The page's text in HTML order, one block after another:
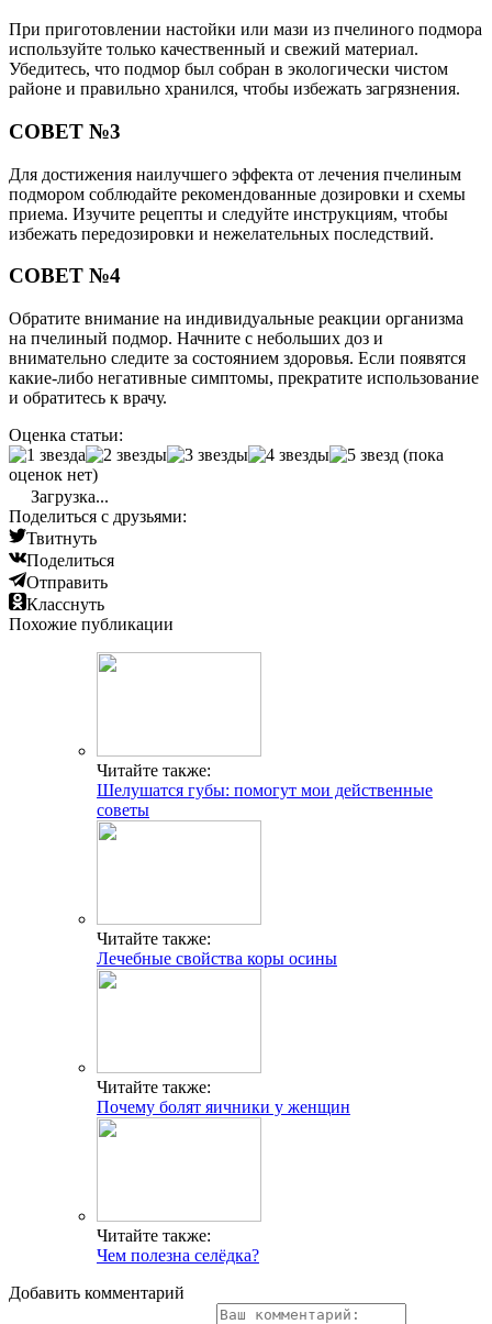
При приготовлении настойки или мази из пчелиного подмора
используйте только качественный и свежий материал.
Убедитесь, что подмор был собран в экологически чистом
районе и правильно хранился, чтобы избежать загрязнения.
СОВЕТ №3
Для достижения наилучшего эффекта от лечения пчелиным
подмором соблюдайте рекомендованные дозировки и схемы
приема. Изучите рецепты и следуйте инструкциям, чтобы
избежать передозировки и нежелательных последствий.
СОВЕТ №4
Обратите внимание на индивидуальные реакции организма
на пчелиный подмор. Начните с небольших доз и
внимательно следите за состоянием здоровья. Если появятся
какие-либо негативные симптомы, прекратите использование
и обратитесь к врачу.
Оценка статьи:
(пока
оценок нет)
Загрузка...
Поделиться с друзьями:
Твитнуть
Поделиться
Отправить
Класснуть
Похожие публикации
Читайте также:
Шелушатся губы: помогут мои действенные
советы
Читайте также:
Лечебные свойства коры осины
Читайте также:
Почему болят яичники у женщин
Читайте также:
Чем полезна селёдка?
Добавить комментарий